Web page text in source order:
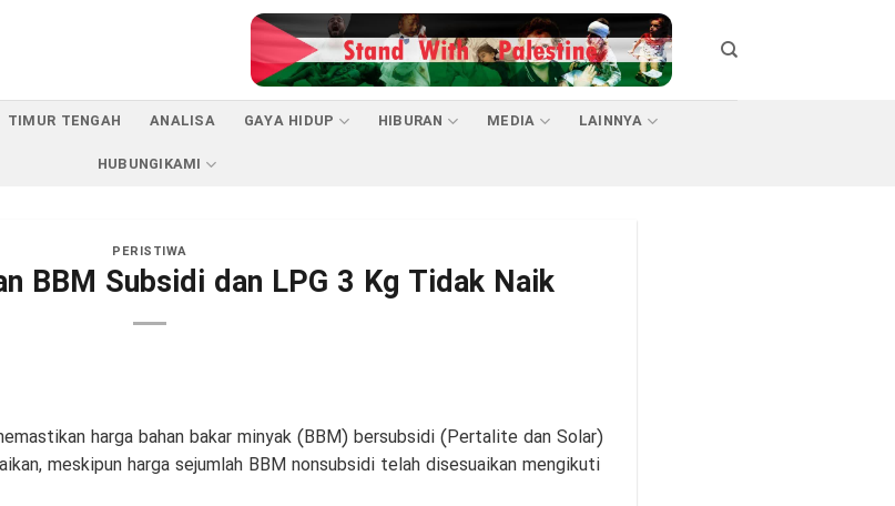
TIMUR TENGAH ANALISA GAYA HIDUP HIBURAN MEDIA
LAINNYA
HUBUNGIKAMI
PERISTIWA
BBM Subsidi dan LPG 3 Kg Tidak Naik
harga bahan bakar minyak (BBM) bersubsidi (Pertalite dan Solar)
meskipun harga sejumlah BBM nonsubsidi telah disesuaikan mengikuti